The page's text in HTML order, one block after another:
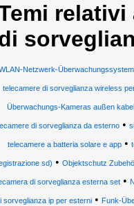
relativi
Netzwerk-
telecamere di sorveglianza wireless
Überwachungs-Kameras außen
di sorveglianza da esterno•
telecamere a batteria solare e app•
sd) • Objektschutz
di sorveglianza esterna set •
sorveglianza ip per esterni• Funk-